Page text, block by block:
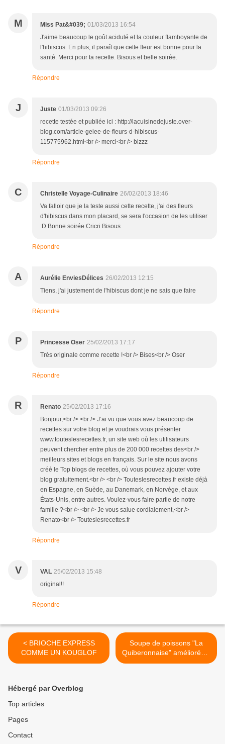
M Miss Pat&#039; 01/03/2013 16:54
J'aime beaucoup le goût acidulé et la couleur flamboyante de
l'hibiscus. En plus, il paraît que cette fleur est bonne pour la
santé. Merci pour ta recette. Bisous et belle soirée.
Répondre
J Juste 01/03/2013 09:26
recette testée et publiée ici : http://lacuisinedejuste.over-
blog.com/article-gelee-de-fleurs-d-hibiscus-
115775962.html<br /> merci<br /> bizzz
Répondre
C Christelle Voyage-Culinaire 26/02/2013 18:46
Va falloir que je la teste aussi cette recette, j'ai des fleurs
d'hibiscus dans mon placard, se sera l'occasion de les utiliser
:D Bonne soirée Cricri Bisous
Répondre
A Aurélie EnviesDélices 26/02/2013 12:15
Tiens, j'ai justement de l'hibiscus dont je ne sais que faire
Répondre
P Princesse Oser 25/02/2013 17:17
Très originale comme recette !<br /> Bises<br /> Oser
Répondre
R Renato 25/02/2013 17:16
Bonjour,<br /> <br /> J’ai vu que vous avez beaucoup de
recettes sur votre blog et je voudrais vous présenter
www.touteslesrecettes.fr, un site web où les utilisateurs
peuvent chercher entre plus de 200 000 recettes des<br />
meilleurs sites et blogs en français. Sur le site nous avons
créé le Top blogs de recettes, où vous pouvez ajouter votre
blog gratuitement.<br /> <br /> Touteslesrecettes.fr existe déjà
en Espagne, en Suède, au Danemark, en Norvège, et aux
États-Unis, entre autres. Voulez-vous faire partie de notre
famille ?<br /> <br /> Je vous salue cordialement,<br />
Renato<br /> Touteslesrecettes.fr
Répondre
V VAL 25/02/2013 15:48
original!!
Répondre
< BRIOCHE EXPRESS
COMME UN KOUGLOF
Soupe de poissons "La
Quiberonnaise" améliorée...
>
Hébergé par Overblog
Top articles
Pages
Contact